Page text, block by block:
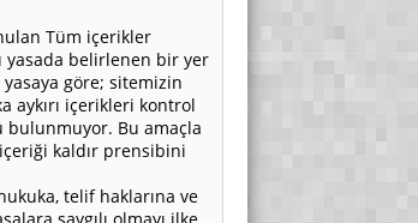
Tüm içerikler
yasada belirlenen bir yer
yasaya göre; sitemizin
aykırı içerikleri kontrol
Bu amaçla
kaldır prensibini
telif haklarına ve